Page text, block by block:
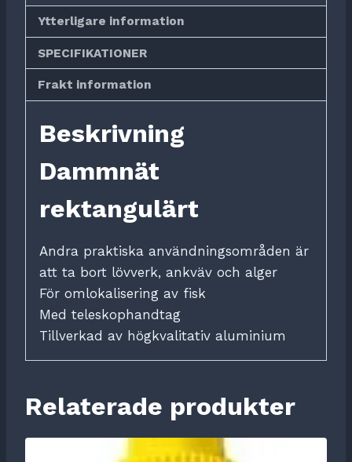
Ytterligare information
SPECIFIKATIONER
Frakt information
Beskrivning
Dammnät
rektangulärt
Andra praktiska användningsområden är
att ta bort lövverk, ankväv och alger
För omlokalisering av fisk
Med teleskophandtag
Tillverkad av högkvalitativ aluminium
Relaterade produkter